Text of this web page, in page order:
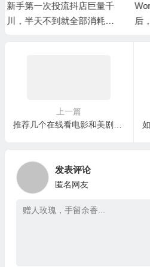
WordPress博客换了新域名
后，文章中的图片都不显示
上一篇
推荐几个在线看电影和美剧的网站
发表评论
匿名网友